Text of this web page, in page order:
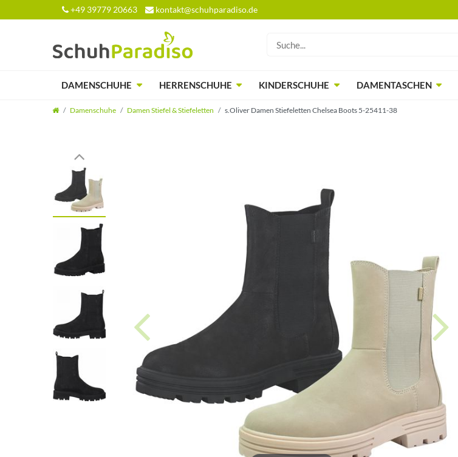
+49 39779 20663 kontakt@schuhparadiso.de
DAMENSCHUHE HERRENSCHUHE KINDERSCHUHE DAMENTASCHEN
Damenschuhe Damen Stiefel & Stiefeletten s.Oliver Damen Stiefeletten Chelsea Boots 5-25411-38